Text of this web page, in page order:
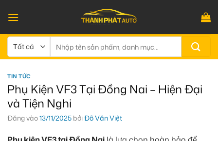
qua
dung
kiếm:
TIN TỨC
Phụ Kiện VF3 Tại Đồng Nai – Hiện Đại
và Tiện Nghi
Đăng vào13/11/2025 bởiĐỗ Văn Việt